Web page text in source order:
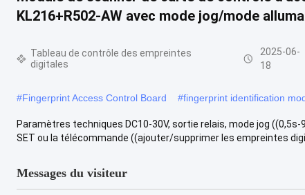
KL216+R502-AW avec mode jog/mode
Tableau de contrôle des empreintes
digitales
2025-06-
18
#Fingerprint Access Control Board #fingerprint identification
Paramètres techniques DC10-30V, sortie relais, mode jog
SET ou la télécommande ((ajouter/supprimer les empreintes
Messages du visiteur